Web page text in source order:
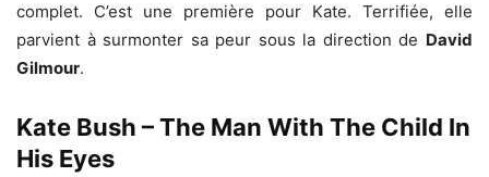
complet. C’est une première pour Kate. Terrifiée, elle
parvient à surmonter sa peur sous la direction de David
Gilmour.
Kate Bush – The Man With The Child In
His Eyes